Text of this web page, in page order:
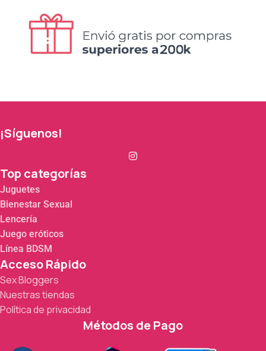
¡Síguenos!
Top categorías
Juguetes
Bienestar Sexual
Lencería
Juego eróticos
Línea BDSM
Acceso Rápido
Sex Bloggers
Nuestras tiendas
Política de privacidad
Métodos de Pago